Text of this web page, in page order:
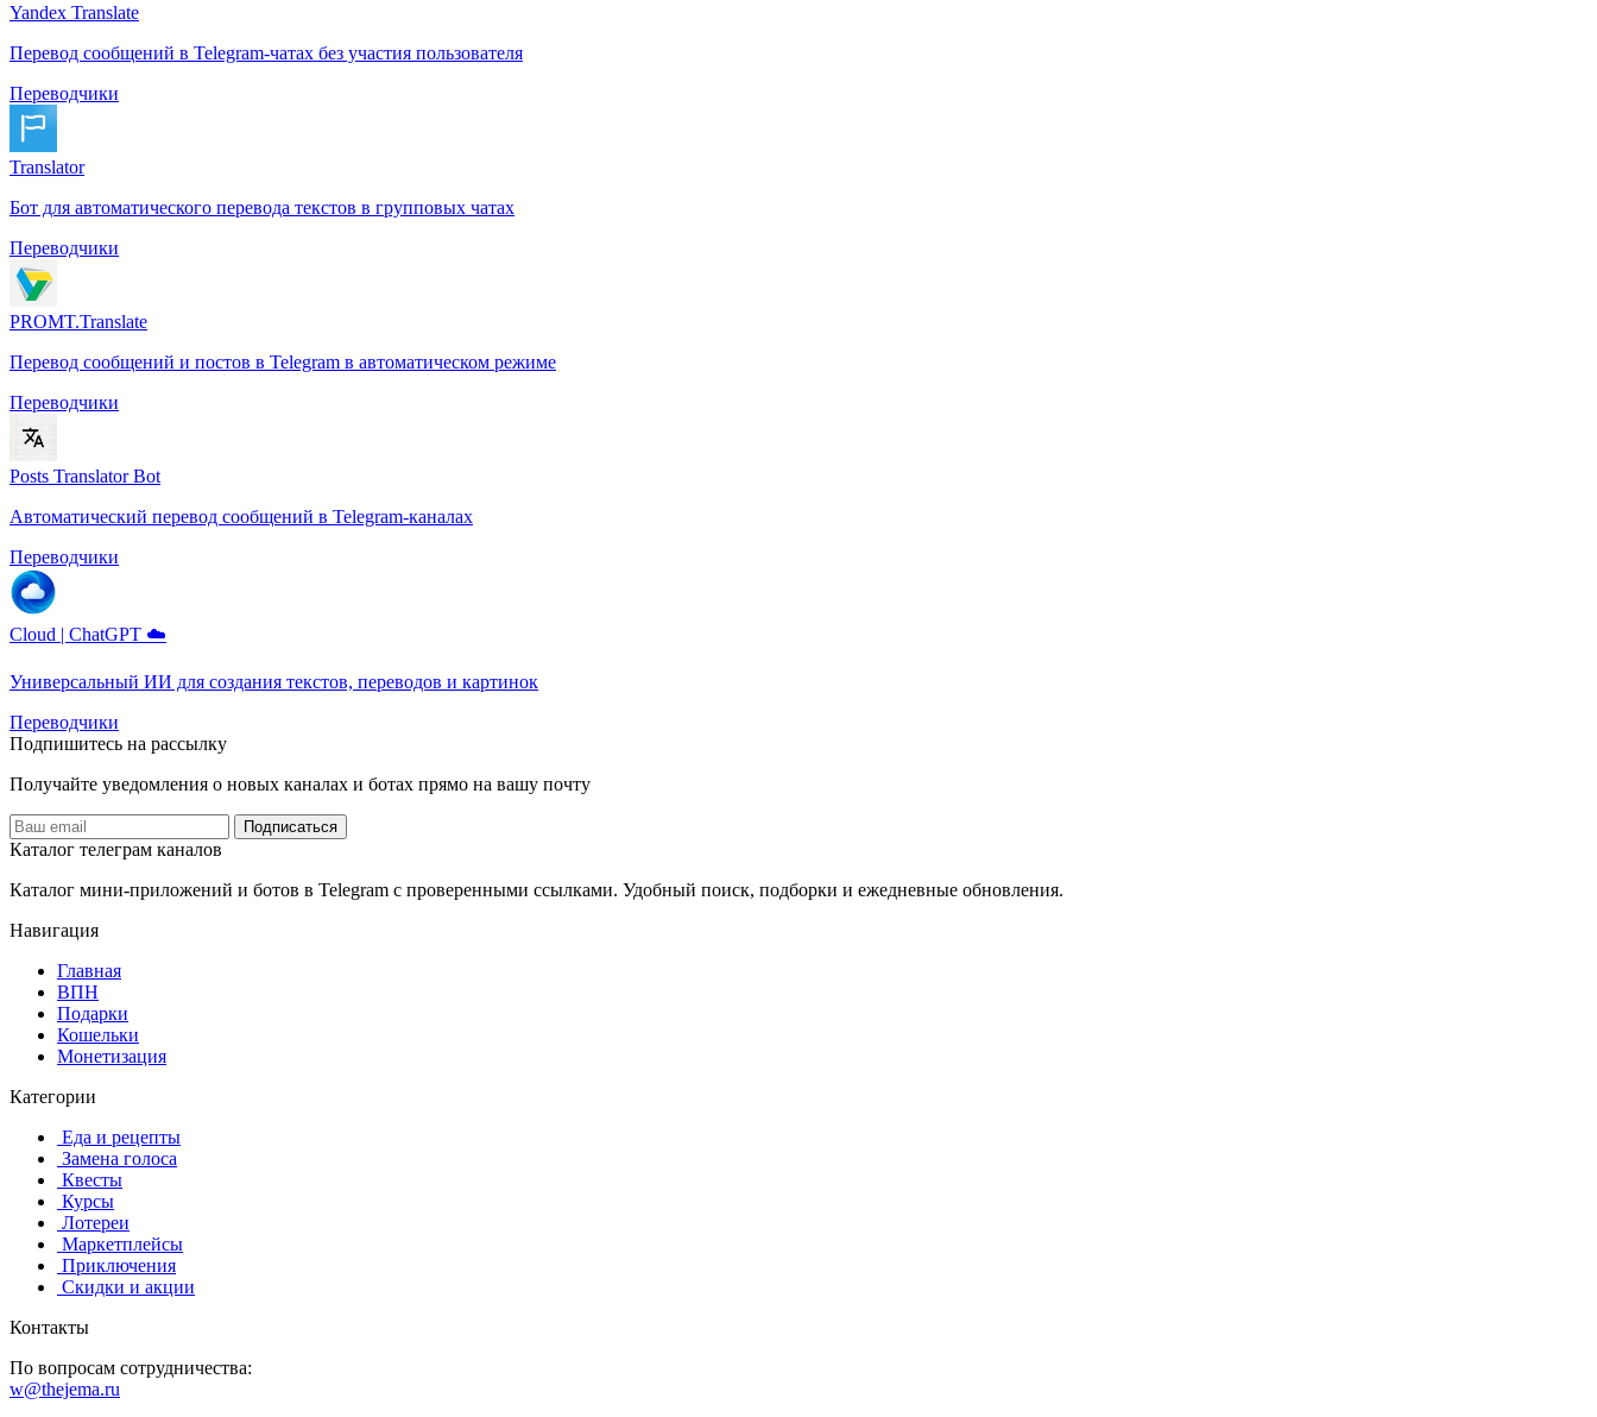
Yandex Translate
Перевод сообщений в Telegram-чатах без участия пользователя
Переводчики
Translator
Бот для автоматического перевода текстов в групповых чатах
Переводчики
PROMT.Translate
Перевод сообщений и постов в Telegram в автоматическом режиме
Переводчики
Posts Translator Bot
Автоматический перевод сообщений в Telegram-каналах
Переводчики
Cloud | ChatGPT ☁️
Универсальный ИИ для создания текстов, переводов и картинок
Переводчики
Подпишитесь на рассылку
Получайте уведомления о новых каналах и ботаx прямо на вашу почту
Подписаться
Каталог телеграм каналов
Каталог мини-приложений и ботов в Telegram с проверенными ссылками. Удобный поиск, подборки и ежедневные обновления.
Навигация
Главная
️ВПН
Подарки
Кошельки
Монетизация
Категории
️ ️Еда и рецепты
️ Замена голоса
️ Квесты
‍ Курсы
️ Лотереи
️ Маркетплейсы
️ Приключения
️ Скидки и акции
Контакты
По вопросам сотрудничества:
w@thejema.ru